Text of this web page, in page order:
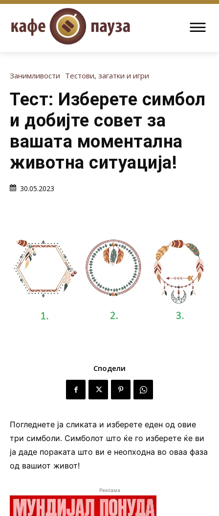
Занимливости Тестови, загатки и игри
Тест: Изберете симбол
и добијте совет за
вашата моментална
животна ситуација!
30.05.2023
Сподели
Погледнете ја сликата и изберете еден од овие
три симболи. Симболот што ќе го изберете ќе ви
ја даде пораката што ви е неопходна во оваа фаза
од вашиот живот!
Реклама